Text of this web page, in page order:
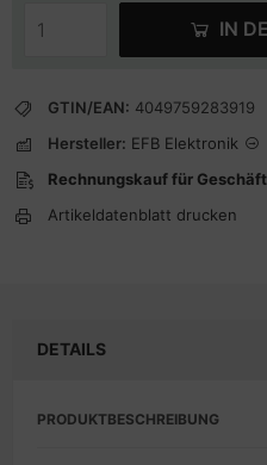
IN
GTIN/EAN: 4049759283919
Hersteller: EFB Elektronik
Rechnungskauf für
Artikeldatenblatt drucken
DETAILS
PRODUKTBESCHREIBUNG